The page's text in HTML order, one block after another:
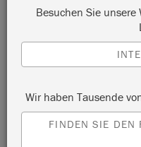
by
Painter in Residence
children’s wardrobe
Besuchen Sie
Wir haben Tausende
FINDEN SIE DEN